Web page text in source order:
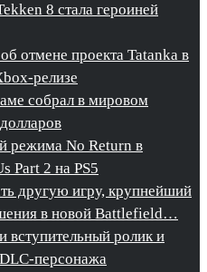
8 стала героиней
отмене проекта Tatanka в
релизе
собрал в мировом
режима No Return в
Part 2 на PS5
другую игру, крупнейший
в новой Battlefield…
вступительный ролик и
персонажа